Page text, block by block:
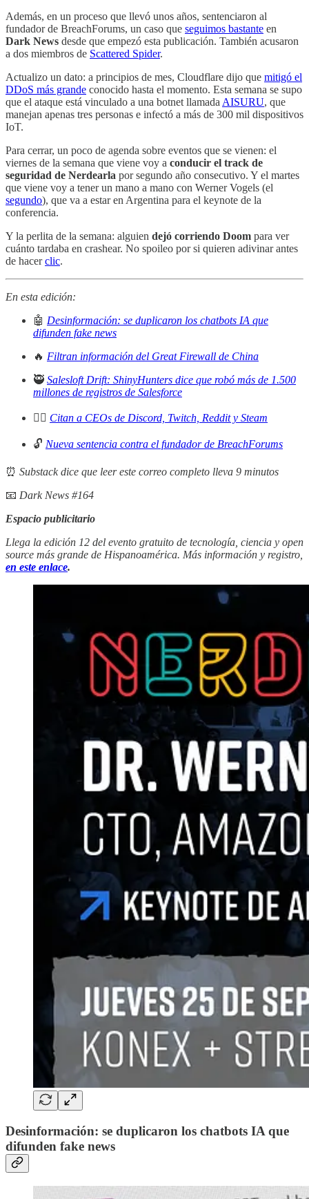
Además, en un proceso que llevó unos años, sentenciaron al
fundador de BreachForums, un caso que seguimos bastante en
Dark News desde que empezó esta publicación. También acusaron
a dos miembros de Scattered Spider.
Actualizo un dato: a principios de mes, Cloudflare dijo que mitigó el
DDoS más grande conocido hasta el momento. Esta semana se supo
que el ataque está vinculado a una botnet llamada AISURU, que
manejan apenas tres personas e infectó a más de 300 mil dispositivos
IoT.
Para cerrar, un poco de agenda sobre eventos que se vienen: el
viernes de la semana que viene voy a conducir el track de
seguridad de Nerdearla por segundo año consecutivo. Y el martes
que viene voy a tener un mano a mano con Werner Vogels (el
segundo), que va a estar en Argentina para el keynote de la
conferencia.
Y la perlita de la semana: alguien dejó corriendo Doom para ver
cuánto tardaba en crashear. No spoileo por si quieren adivinar antes
de hacerclic.
En esta edición:
🤖 Desinformación: se duplicaron los chatbots IA que
difunden fake news
🔥 Filtran información del Great Firewall de China
🥷 Salesloft Drift: ShinyHunters dice que robó más de 1.500
millones de registros de Salesforce
👨‍⚖️ Citan a CEOs de Discord, Twitch, Reddit y Steam
🔓 Nueva sentencia contra el fundador de BreachForums
⏰ Substack dice que leer este correo completo lleva 9 minutos
📧 Dark News #164
Espacio publicitario
Llega la edición 12 del evento gratuito de tecnología, ciencia y open
source más grande de Hispanoamérica. Más información y registro,
en este enlace.
Desinformación: se duplicaron los chatbots IA que
difunden fake news